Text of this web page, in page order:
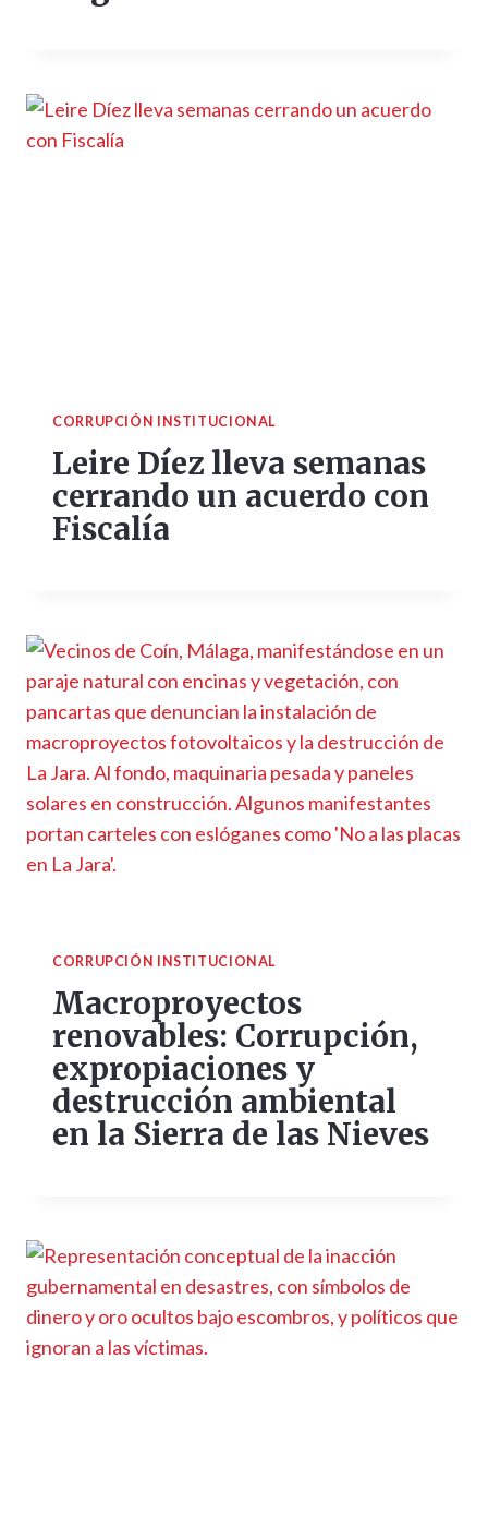
CORRUPCIÓN INSTITUCIONAL
Leire Díez lleva semanas
cerrando un acuerdo con
Fiscalía
CORRUPCIÓN INSTITUCIONAL
Macroproyectos
renovables: Corrupción,
expropiaciones y
destrucción ambiental
en la Sierra de las Nieves